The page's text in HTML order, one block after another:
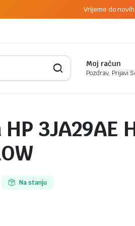
Vrijeme do
Moj račun
Pozdrav, Prijavi
3JA29AE
Na stanju